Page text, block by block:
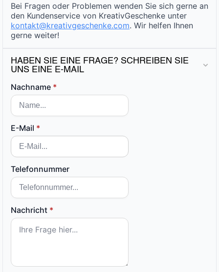
Bei Fragen oder Problemen wenden Sie sich gerne an
den Kundenservice von KreativGeschenke unter
kontakt@kreativgeschenke.com. Wir helfen Ihnen
gerne weiter!
HABEN SIE EINE FRAGE? SCHREIBEN SIE
UNS EINE E-MAIL
Nachname *
E-Mail *
Telefonnummer
Nachricht *